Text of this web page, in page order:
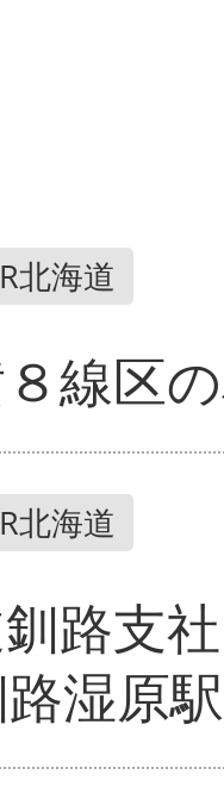
北海道
線区
北海道
釧路支
湿原